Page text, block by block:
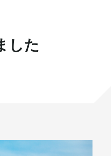
知らせ
した